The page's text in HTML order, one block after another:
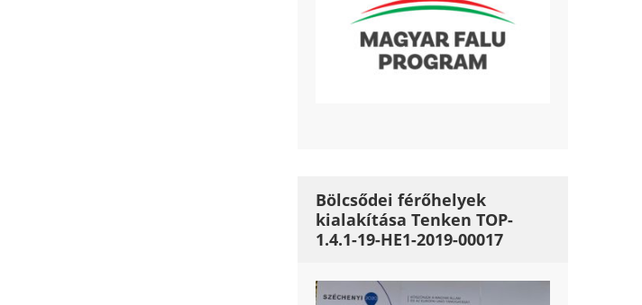
Bölcsődei férőhelyek
kialakítása Tenken TOP-
1.4.1-19-HE1-2019-00017